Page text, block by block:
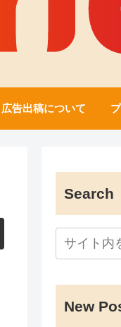
広告出稿について
Search
New